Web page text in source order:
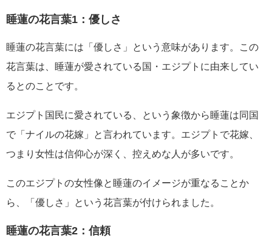
睡蓮の花言葉1：優しさ
睡蓮の花言葉には「優しさ」という意味があります。この
花言葉は、睡蓮が愛されている国・エジプトに由来してい
るとのことです。
エジプト国民に愛されている、という象徴から睡蓮は同国
で「ナイルの花嫁」と言われています。エジプトで花嫁、
つまり女性は信仰心が深く、控えめな人が多いです。
このエジプトの女性像と睡蓮のイメージが重なることか
ら、「優しさ」という花言葉が付けられました。
睡蓮の花言葉2：信頼